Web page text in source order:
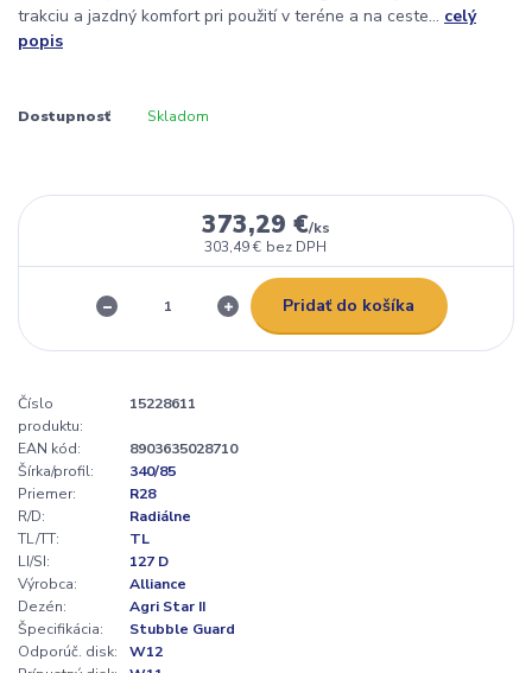
trakciu a jazdný komfort pri použití v teréne a na ceste... celý
popis
Dostupnosť Skladom
373,29 €/ks
303,49 € bez DPH
Pridať do košíka
Číslo
produktu:
15228611
EAN kód:
8903635028710
Šírka/profil:
340/85
Priemer:
R28
R/D:
Radiálne
TL/TT:
TL
LI/SI:
127 D
Výrobca:
Alliance
Dezén:
Agri Star II
Špecifikácia:
Stubble Guard
Odporúč. disk:
W12